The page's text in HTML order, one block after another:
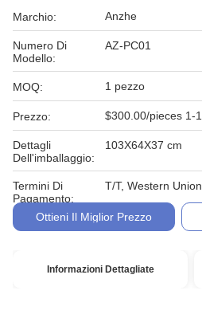
Marchio: Anzhe
Numero Di
Modello:
AZ-PC01
MOQ: 1 pezzo
Prezzo: $300.00/pieces 1-
Dettagli
Dell'imballaggio:
103X64X37 cm
Termini Di
Pagamento:
T/T, Western
Ottieni Il Miglior Prezzo
Informazioni Dettagliate